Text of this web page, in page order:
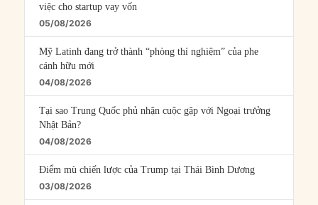
việc cho startup vay vốn
05/08/2026
Mỹ Latinh đang trở thành “phòng thí nghiệm” của phe
cánh hữu mới
04/08/2026
Tại sao Trung Quốc phủ nhận cuộc gặp với Ngoại trưởng
Nhật Bản?
04/08/2026
Điểm mù chiến lược của Trump tại Thái Bình Dương
03/08/2026